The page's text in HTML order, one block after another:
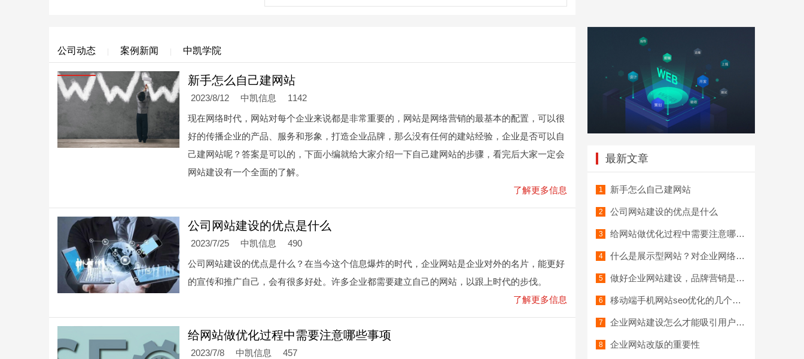
公司动态 案例新闻 中凯学院
新手怎么自己建网站
2023/8/12 中凯信息
1142
现在网络时代，网站对每个企业来说都是非常重要的，网站是网络营销的最基本的配置，可以很
好的传播企业的产品、服务和形象，打造企业品牌，那么没有任何的建站经验，企业是否可以自
己建网站呢？答案是可以的，下面小编就给大家介绍一下自己建网站的步骤，看完后大家一定会
网站建设有一个全面的了解。
了解更多信息
公司网站建设的优点是什么
2023/7/25 中凯信息
490
公司网站建设的优点是什么？在当今这个信息爆炸的时代，企业网站是企业对外的名片，能更好
的宣传和推广自己，会有很多好处。许多企业都需要建立自己的网站，以跟上时代的步伐。
了解更多信息
给网站做优化过程中需要注意哪些事项
2023/7/8 中凯信息
457
最新文章
新手怎么自己建网站
公司网站建设的优点是什么
给网站做优化过程中需要注意哪些事项
什么是展示型网站？对企业网络营销有什么影响
做好企业网站建设，品牌营销是第一步
移动端手机网站seo优化的几个要点
企业网站建设怎么才能吸引用户浏览
企业网站改版的重要性